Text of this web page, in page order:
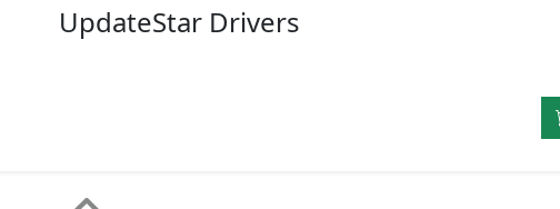
UpdateStar Drivers